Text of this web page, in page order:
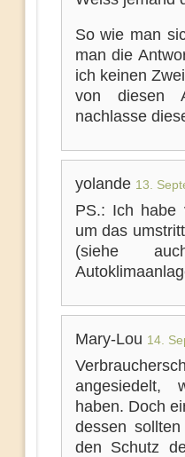
So wie man
man die
ich keinen
von diesen
nachlasse
yolande 13.
PS.: Ich habe
um das
(siehe
Mary-Lou 14.
angesiedelt,
haben. Doch
dessen
den Schutz